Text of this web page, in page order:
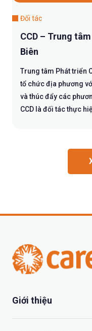
Đối tác
CCD – Trung
Biên
Trung tâm Phát triển
tổ chức địa phương
và thúc đẩy các
CCD là đối tác thực
Giới thiệu